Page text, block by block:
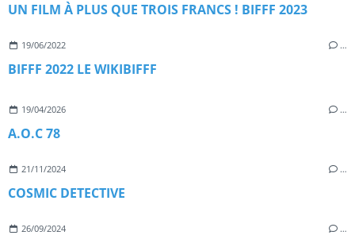
UN FILM À PLUS QUE TROIS FRANCS ! BIFFF 2023
19/06/2022 …
BIFFF 2022 LE WIKIBIFFF
19/04/2026 …
A.O.C 78
21/11/2024 …
COSMIC DETECTIVE
26/09/2024 …